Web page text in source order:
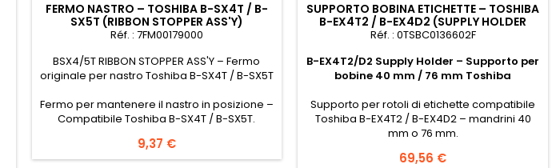
FERMO NASTRO – TOSHIBA B-SX4T / B-
SX5T (RIBBON STOPPER ASS'Y)
Réf. : 7FM00179000
BSX4/5T RIBBON STOPPER ASS'Y – Fermo
originale per nastro Toshiba B-SX4T / B-SX5T
Fermo per mantenere il nastro in posizione –
Compatibile Toshiba B-SX4T / B-SX5T.
Prezzo
9,37 €
SUPPORTO BOBINA ETICHETTE – TOSHIBA
B-EX4T2 / B-EX4D2 (SUPPLY HOLDER
ASSY – MANDRINO 40/76 MM)
Réf. : 0TSBC0136602F
B-EX4T2/D2 Supply Holder – Supporto per
bobine 40 mm / 76 mm Toshiba
Supporto per rotoli di etichette compatibile
Toshiba B-EX4T2 / B-EX4D2 – mandrini 40
mm o 76 mm.
Prezzo
69,56 €